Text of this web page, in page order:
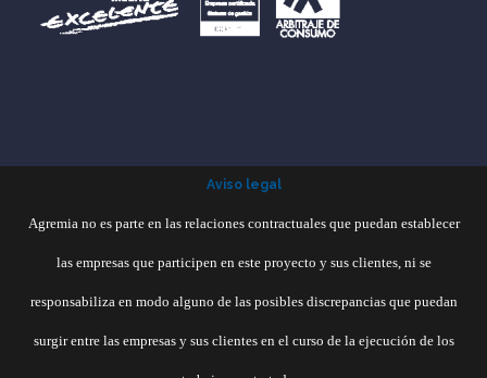
Aviso legal
Agremia no es parte en las relaciones contractuales que puedan establecer
las empresas que participen en este proyecto y sus clientes, ni se
responsabiliza en modo alguno de las posibles discrepancias que puedan
surgir entre las empresas y sus clientes en el curso de la ejecución de los